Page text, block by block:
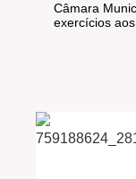
Câmara
exercícios